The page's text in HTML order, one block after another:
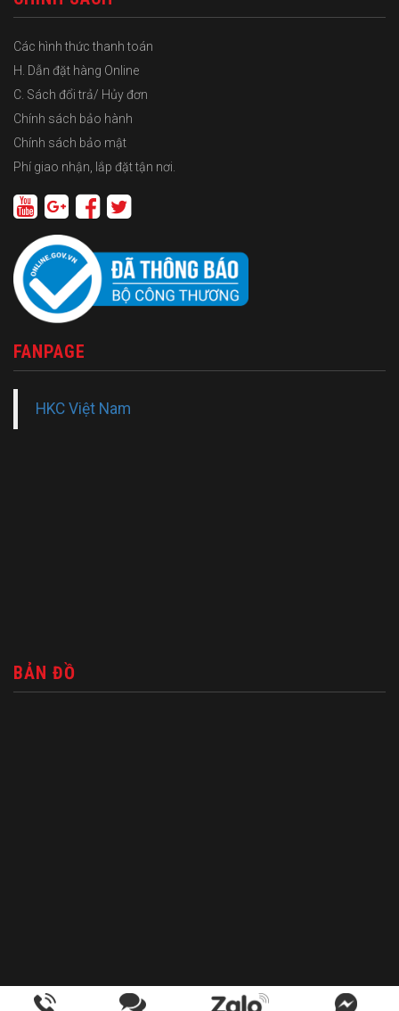
Các hình thức thanh toán
H. Dẫn đặt hàng Online
C. Sách đổi trả/ Hủy đơn
Chính sách bảo hành
Chính sách bảo mật
Phí giao nhận, lắp đặt tận nơi.
FANPAGE
HKC Việt Nam
BẢN ĐỒ